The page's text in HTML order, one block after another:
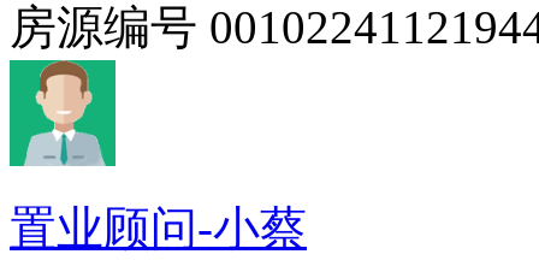
房源编号
置业顾问-小蔡